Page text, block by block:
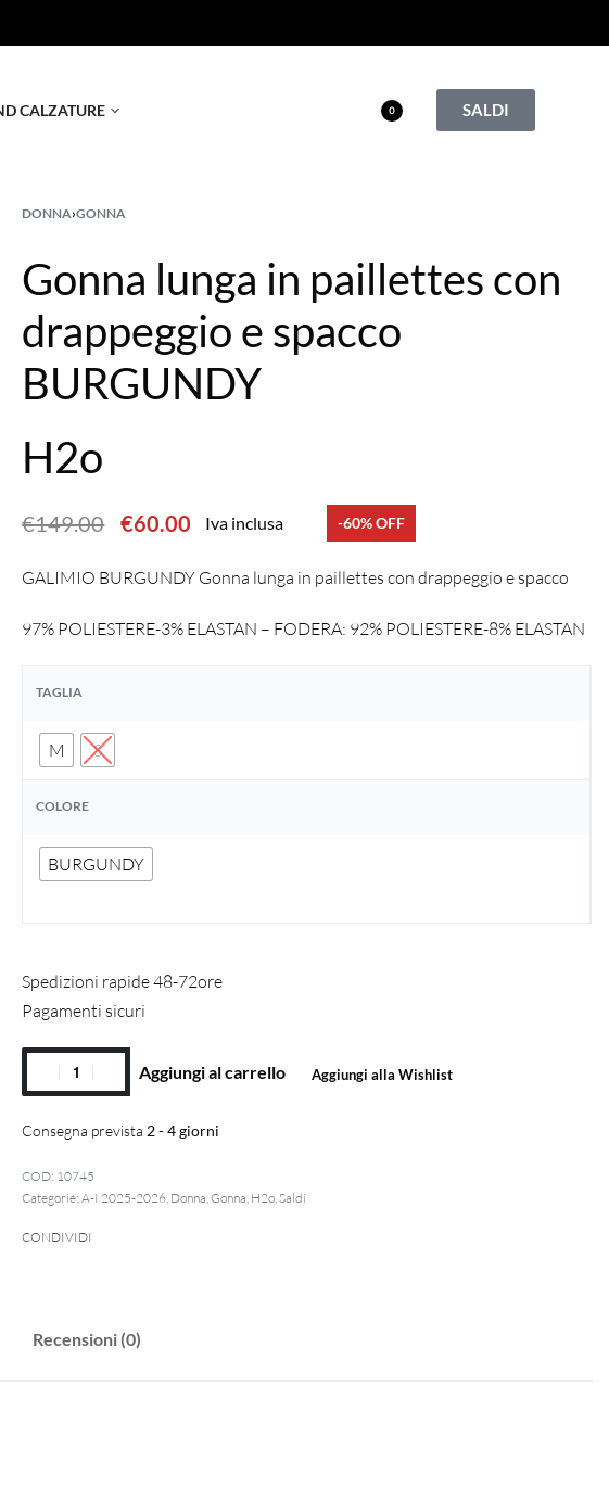
CALZATURE 0 SALDI
DONNA›GONNA
Gonna lunga in paillettes con
drappeggio e spacco
BURGUNDY
H2o
€149.00 €60.00 Iva inclusa -60% OFF
GALIMIO BURGUNDY Gonna lunga in paillettes con drappeggio e spacco
97% POLIESTERE-3% ELASTAN – FODERA: 92% POLIESTERE-8% ELASTAN
TAGLIA
M S
COLORE
BURGUNDY
Spedizioni rapide 48-72ore
Pagamenti sicuri
Aggiungi al carrello Aggiungi alla Wishlist
Consegna prevista 2 - 4 giorni
10745
Categorie:A-I 2025-2026, Donna,Gonna, H2o,Saldi
CONDIVIDI
Recensioni (0)